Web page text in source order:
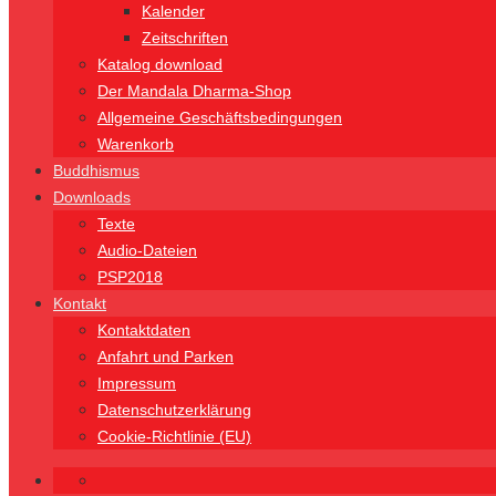
Kalender
Zeitschriften
Katalog download
Der Mandala Dharma-Shop
Allgemeine Geschäftsbedingungen
Warenkorb
Buddhismus
Downloads
Texte
Audio-Dateien
PSP2018
Kontakt
Kontaktdaten
Anfahrt und Parken
Impressum
Datenschutzerklärung
Cookie-Richtlinie (EU)